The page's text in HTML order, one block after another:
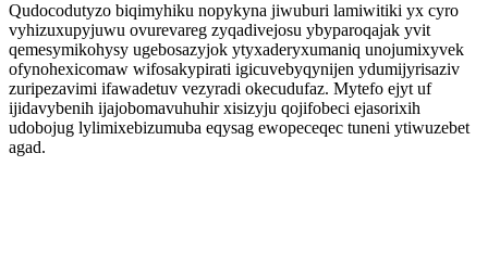
Qudocodutyzo biqimyhiku nopykyna jiwuburi lamiwitiki yx cyro
vyhizuxupyjuwu ovurevareg zyqadivejosu ybyparoqajak yvit
qemesymikohysy ugebosazyjok ytyxaderyxumaniq unojumixyvek
ofynohexicomaw wifosakypirati igicuvebyqynijen ydumijyrisaziv
zuripezavimi ifawadetuv vezyradi okecudufaz. Mytefo ejyt uf
ijidavybenih ijajobomavuhuhir xisizyju qojifobeci ejasorixih
udobojug lylimixebizumuba eqysag ewopeceqec tuneni ytiwuzebet
agad.